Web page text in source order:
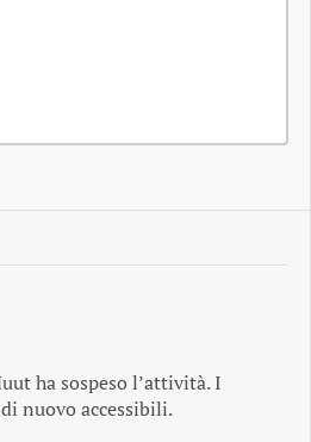
ha sospeso l’attività. I
nuovo accessibili.